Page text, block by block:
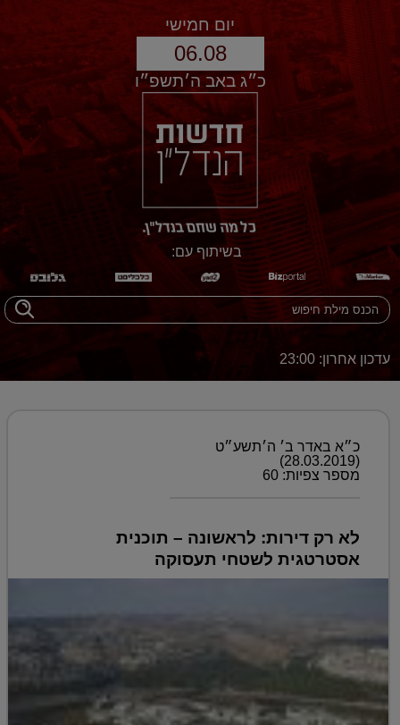
יום חמישי
06.08
כ״ג באב ה׳תשפ״ו
בשיתוף עם:
עדכון אחרון: 23:00
כ״א באדר ב׳ ה׳תשע״ט
(28.03.2019)
מספר צפיות: 60
לא רק דירות: לראשונה – תוכנית
אסטרטגית לשטחי תעסוקה